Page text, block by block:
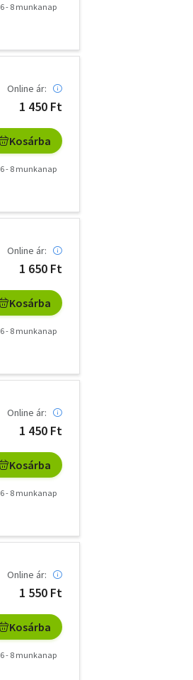
6 - 8 munkanap
Online ár:
1 450 Ft
Kosárba
6 - 8 munkanap
Online ár:
1 650 Ft
Kosárba
6 - 8 munkanap
Online ár:
1 450 Ft
Kosárba
6 - 8 munkanap
Online ár:
1 550 Ft
Kosárba
6 - 8 munkanap